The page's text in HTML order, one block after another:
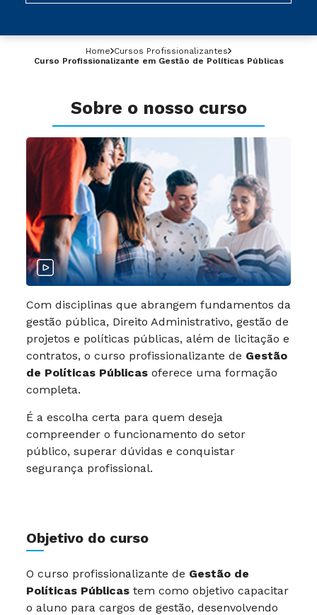
Home Cursos Profissionalizantes
Curso Profissionalizante em Gestão de Políticas Públicas
Sobre o nosso curso
Com disciplinas que abrangem fundamentos da
gestão pública, Direito Administrativo, gestão de
projetos e políticas públicas, além de licitação e
contratos, o curso profissionalizante de Gestão
de Políticas Públicas oferece uma formação
completa.
É a escolha certa para quem deseja
compreender o funcionamento do setor
público, superar dúvidas e conquistar
segurança profissional.
Objetivo do curso
O curso profissionalizante de Gestão de
Políticas Públicas tem como objetivo capacitar
o aluno para cargos de gestão, desenvolvendo